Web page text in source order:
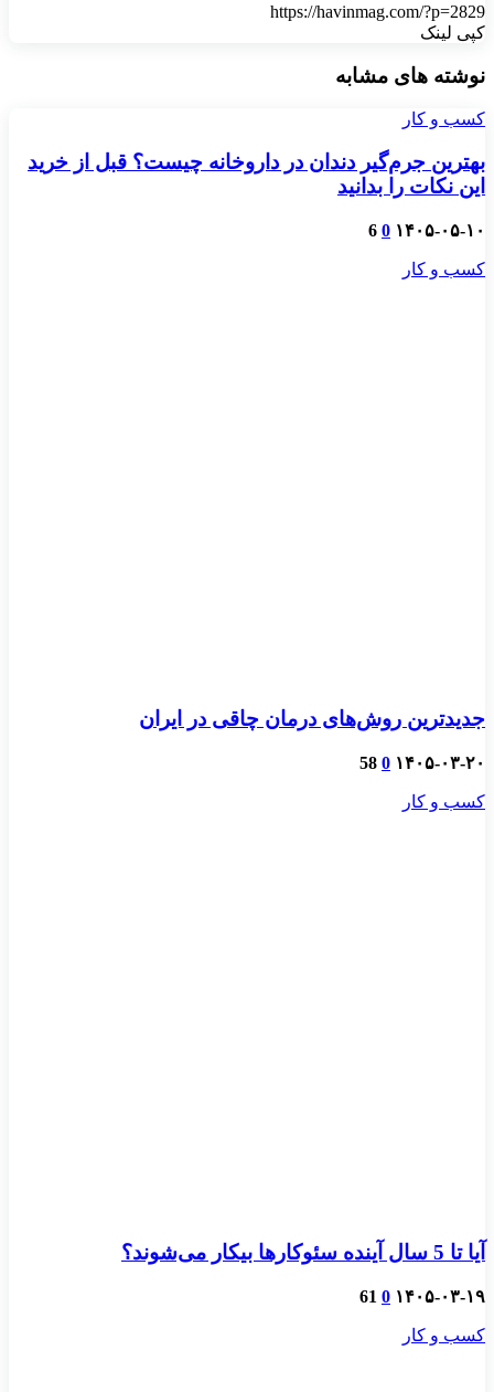
https://havinmag.com/?p=2829
کپی لینک
نوشته های مشابه
کسب و کار
بهترین جرم‌گیر دندان در داروخانه چیست؟ قبل از خرید
این نکات را بدانید
۱۴۰۵-۰۵-۱۰ 0
6
کسب و کار
جدیدترین روش‌های درمان چاقی در ایران
۱۴۰۵-۰۳-۲۰ 0
58
کسب و کار
آیا تا 5 سال آینده سئوکارها بیکار می‌شوند؟
۱۴۰۵-۰۳-۱۹ 0
61
کسب و کار